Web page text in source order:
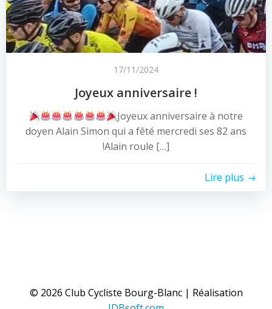
17/11/2024
Joyeux anniversaire !
Joyeux anniversaire à notre
doyen Alain Simon qui a fêté mercredi ses 82 ans
!Alain roule […]
Lire plus
© 2026 Club Cycliste Bourg-Blanc | Réalisation